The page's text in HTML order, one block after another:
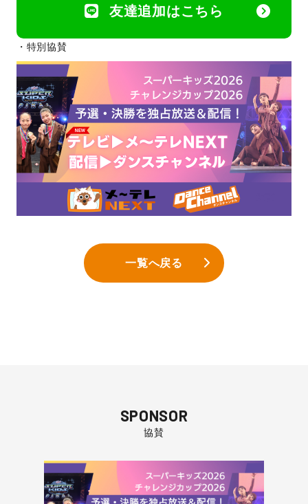
友達追加はこちら
・特別協賛
一覧へ戻る
SPONSOR
協賛